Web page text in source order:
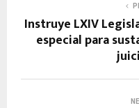
Instruye LXIV
especial para